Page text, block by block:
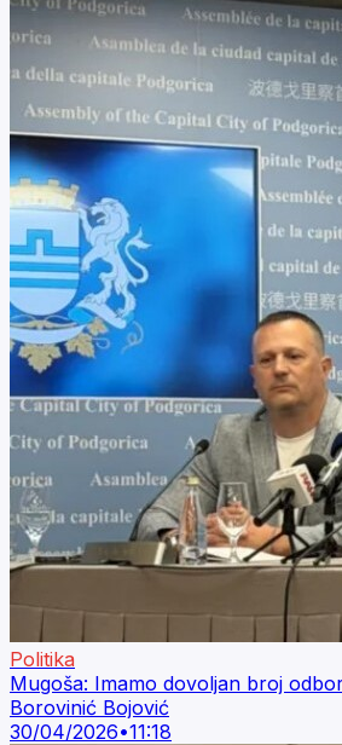
Politika
Mugoša: Imamo dovoljan broj
Borovinić Bojović
30/04/2026•11:18